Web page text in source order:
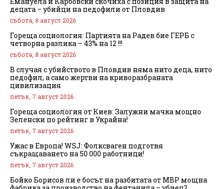
децата – убийци на педофили от Пловдив
събота, 8 август 2026
Гореща социология: Партията на Радев бие ГЕРБ с
четворна разлика – 43% на 12 !!!
събота, 8 август 2026
В случая с убийството в Пловдив няма нито деца, нито
педофил, а само жертви на криворазбраната
цивилизация
петък, 7 август 2026
Гореща социология от Киев: Залужни мачка мощно
Зеленски по рейтинг в Украйна!
петък, 7 август 2026
Ужас в Европа! WSJ: Фолксваген подготвя
съкращаването на 50 000 работници!
петък, 7 август 2026
Бойко Борисов ли е босът на разбитата от МВР мощна